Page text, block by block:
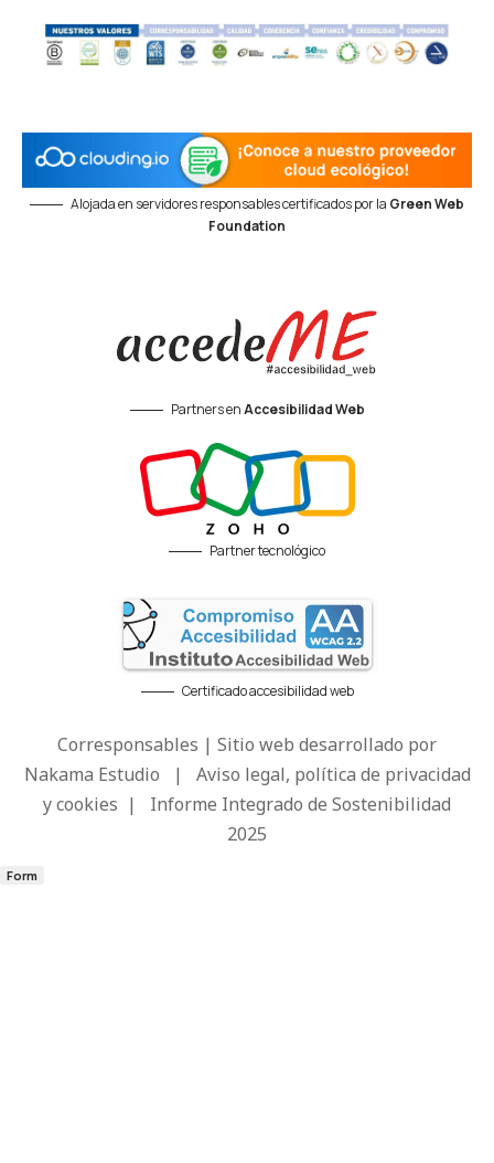
Alojada en servidores responsables certificados por la Green Web
Foundation
Partners enAccesibilidad Web
Partner tecnológico
Certificado accesibilidad web
Corresponsables | Sitio web desarrollado por
Nakama Estudio | Aviso legal, política de privacidad
y cookies | Informe Integrado de Sostenibilidad
2025
Form